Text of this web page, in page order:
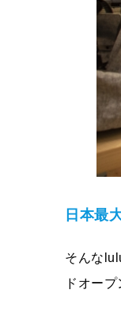
日本最
そんな
ドオープ